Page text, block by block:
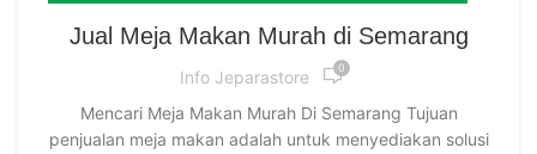
Jual Meja Makan Murah di Semarang
Info Jeparastore 0
Mencari Meja Makan Murah Di Semarang Tujuan
penjualan meja makan adalah untuk menyediakan solusi